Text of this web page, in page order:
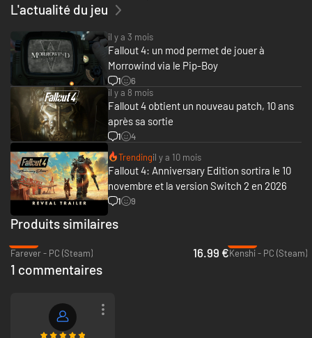
L'actualité du jeu
il y a 3 mois
Fallout 4: un mod permet de jouer à
Morrowind via le Pip-Boy
1
6
il y a 8 mois
Fallout 4 obtient un nouveau patch, 10 ans
après sa sortie
1
4
Trendingil y a 10 mois
Fallout 4: Anniversary Edition sortira le 10
novembre et la version Switch 2 en 2026
1 9
Produits similaires
Farever - PC (Steam)
16.99 €Kenshi - PC (Steam)
1 commentaires